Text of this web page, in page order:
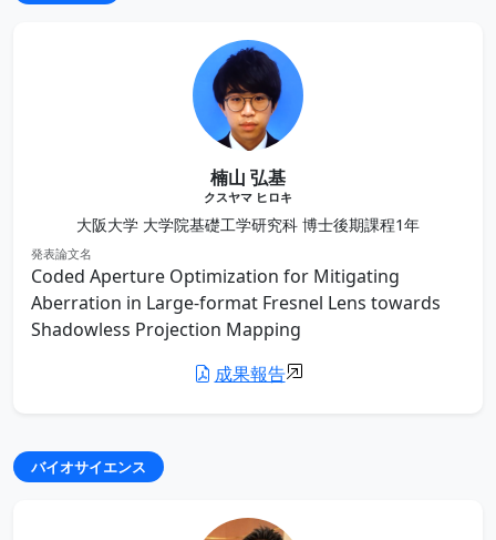
楠山 弘基
クスヤマ ヒロキ
大阪大学 大学院基礎工学研究科 博士後期課程1年
発表論文名
Coded Aperture Optimization for Mitigating
Aberration in Large-format Fresnel Lens towards
Shadowless Projection Mapping
成果報告
バイオサイエンス